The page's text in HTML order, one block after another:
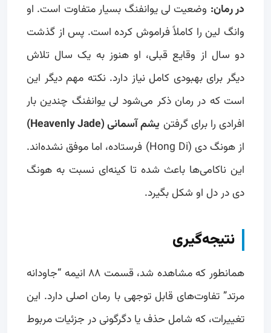
در رمان: وضعیت لی یوانفنگ بسیار متفاوت است. او
وانگ لین را کاملاً فراموش کرده است. پس از گذشت
دو سال از وقایع قبلی، او هنوز به یک سال تلاش
دیگر برای بهبودی کامل نیاز دارد. نکته مهم دیگر این
است که در رمان ذکر می‌شود لی یوانفنگ چندین بار
افرادی را برای گرفتن یشم آسمانی (Heavenly Jade)
از هونگ دی (Hong Di) فرستاده، اما موفق نشده‌اند.
این ناکامی‌ها باعث شده تا کینه‌ای نسبت به هونگ
دی در دل او شکل بگیرد.
نتیجه‌گیری
همانطور که مشاهده شد، قسمت ۸۸ انیمه “جاودانه
مرتد” تفاوت‌های قابل توجهی با رمان اصلی دارد. این
تغییرات، که شامل حذف یا دگرگونی در جزئیات مربوط